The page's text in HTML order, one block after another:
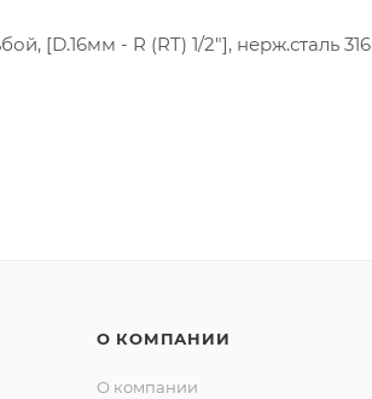
[D.16мм - R (RT) 1/2"], нерж.сталь 316
О КОМПАНИИ
О компании